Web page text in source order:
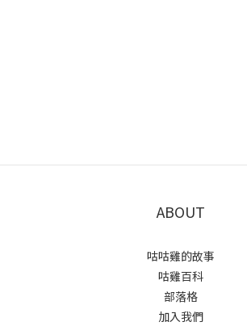
ABOUT
咕咕雞的故事
咕雞百科
部落格
加入我們